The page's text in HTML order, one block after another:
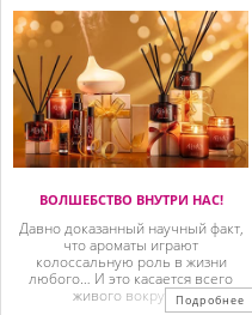
ВОЛШЕБСТВО ВНУТРИ НАС!
Давно доказанный научный факт,
что ароматы играют
колоссальную роль в жизни
любого… И это касается всего
живого вокруг. ...Подробнее